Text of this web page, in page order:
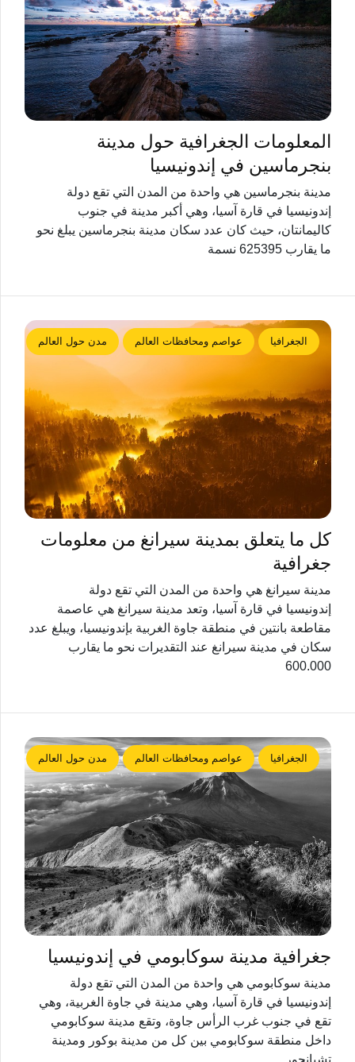
المعلومات الجغرافية حول مدينة
بنجرماسين في إندونيسيا
مدينة بنجرماسين هي واحدة من المدن التي تقع دولة
إندونيسيا في قارة آسيا، وهي أكبر مدينة في جنوب
كاليمانتان، حيث كان عدد سكان مدينة بنجرماسين يبلغ نحو
ما يقارب 625395 نسمة
الجغرافيا عواصم ومحافظات العالم مدن حول العالم
كل ما يتعلق بمدينة سيرانغ من معلومات
جغرافية
مدينة سيرانغ هي واحدة من المدن التي تقع دولة
إندونيسيا في قارة آسيا، وتعد مدينة سيرانغ هي عاصمة
مقاطعة بانتين في منطقة جاوة الغربية بإندونيسيا، ويبلغ عدد
سكان في مدينة سيرانغ عند التقديرات نحو ما يقارب
600.000
الجغرافيا عواصم ومحافظات العالم مدن حول العالم
جغرافية مدينة سوكابومي في إندونيسيا
مدينة سوكابومي هي واحدة من المدن التي تقع دولة
إندونيسيا في قارة آسيا، وهي مدينة في جاوة الغربية، وهي
تقع في جنوب غرب الرأس جاوة، وتقع مدينة سوكابومي
داخل منطقة سوكابومي بين كل من مدينة بوكور ومدينة
تشيانجور.